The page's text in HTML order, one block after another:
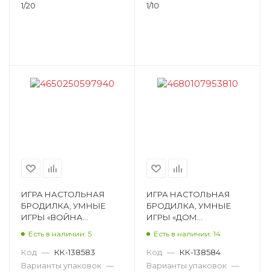
1/20
1/10
ИГРА НАСТОЛЬНАЯ
БРОДИЛКА, УМНЫЕ
ИГРЫ «ВОЙНА
Есть в наличии: 5
Код — КК-138583
Варианты упаковок —
ИГРА НАСТОЛЬНАЯ
БРОДИЛКА, УМНЫЕ
ИГРЫ «ДОМ
Есть в наличии: 14
Код — КК-138584
Варианты упаковок —